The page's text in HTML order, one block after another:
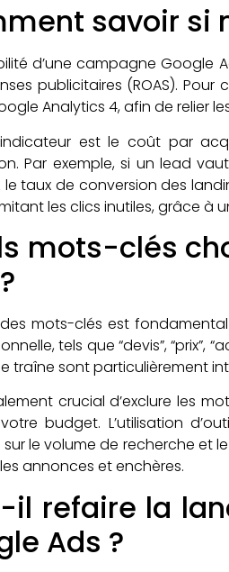
savoir si
d’une campagne Google
publicitaires (ROAS).
Analytics 4, afin de relier
est le coût par
Par exemple, si un lead
le taux de conversion des
les clics inutiles, grâce à
mots-clés
mots-clés est
tels que “devis”, “prix”,
traîne sont particulièrement
crucial d’exclure les
budget. L’utilisation
le volume de recherche et
annonces et enchères.
il refaire la
Ads ?